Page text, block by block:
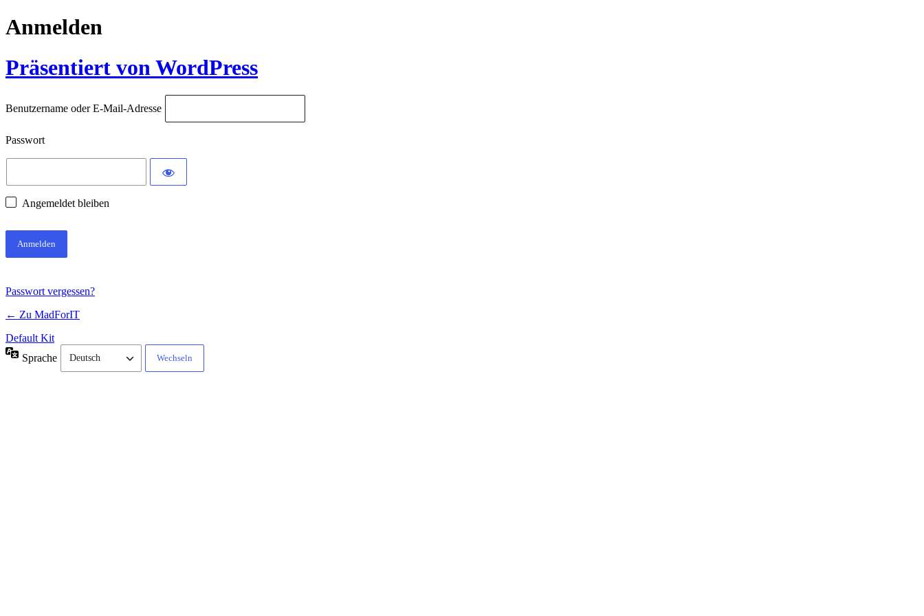
Anmelden
Präsentiert von WordPress
Benutzername oder E-Mail-Adresse
Passwort
Angemeldet bleiben
Passwort vergessen?
← Zu MadForIT
Default Kit
Sprache